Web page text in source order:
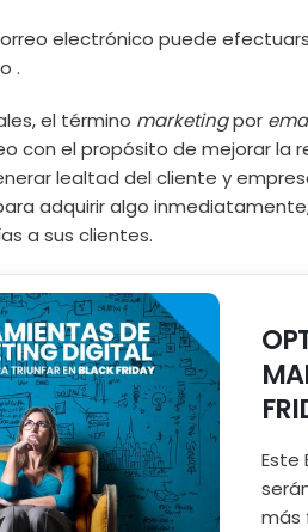
electrónico puede
.
el término marketingpor
con el propósito de mejorar la
lealtad del cliente y
adquirir algo
a sus clientes.
Este
más